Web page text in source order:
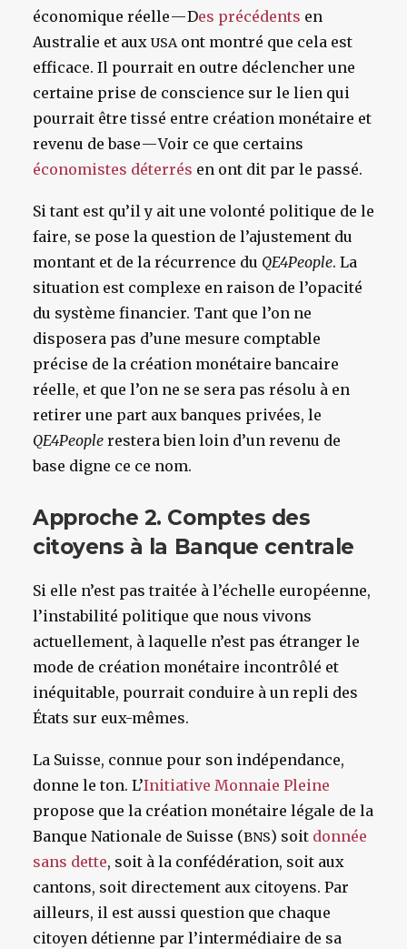
économique réelle — Des précédents en
Australie et aux USAont montré que cela est
efficace. Il pourrait en outre déclencher une
certaine prise de conscience sur le lien qui
pourrait être tissé entre création monétaire et
revenu de base — Voir ce que certains
économistes déterrés en ont dit par le passé.
Si tant est qu’il y ait une volonté politique de le
faire, se pose la question de l’ajustement du
montant et de la récurrence du QE4People. La
situation est complexe en raison de l’opacité
du système financier. Tant que l’on ne
disposera pas d’une mesure comptable
précise de la création monétaire bancaire
réelle, et que l’on ne se sera pas résolu à en
retirer une part aux banques privées, le
QE4People restera bien loin d’un revenu de
base digne ce ce nom.
Approche 2. Comptes des
citoyens à la Banque centrale
Si elle n’est pas traitée à l’échelle européenne,
l’instabilité politique que nous vivons
actuellement, à laquelle n’est pas étranger le
mode de création monétaire incontrôlé et
inéquitable, pourrait conduire à un repli des
États sur eux-mêmes.
La Suisse, connue pour son indépendance,
donne le ton. L’Initiative Monnaie Pleine
propose que la création monétaire légale de la
Banque Nationale de Suisse (BNS) soit donnée
sans dette, soit à la confédération, soit aux
cantons, soit directement aux citoyens. Par
ailleurs, il est aussi question que chaque
citoyen détienne par l’intermédiaire de sa